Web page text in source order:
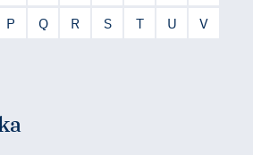
P Q R S T U
V